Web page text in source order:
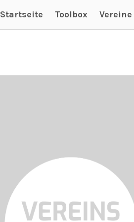
Startseite Toolbox Vereine